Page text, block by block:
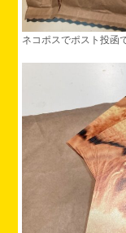
ネコポスでポスト投函